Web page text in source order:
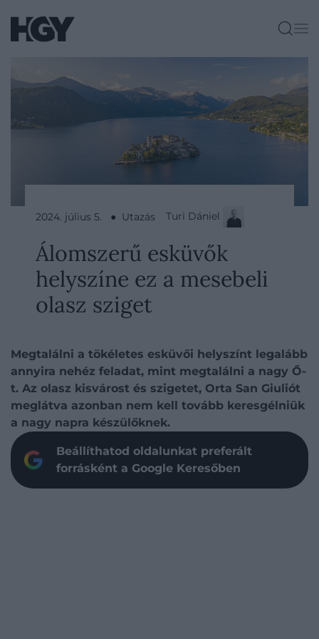
2024. július 5. ● Utazás Turi Dániel
Álomszerű esküvők
helyszíne ez a mesebeli
olasz sziget
Megtalálni a tökéletes esküvői helyszínt legalább
annyira nehéz feladat, mint megtalálni a nagy Ő-
t. Az olasz kisvárost és szigetet, Orta San Giuliót
meglátva azonban nem kell tovább keresgélniük
a nagy napra készülőknek.
Beállíthatod oldalunkat preferált
forrásként a Google Keresőben